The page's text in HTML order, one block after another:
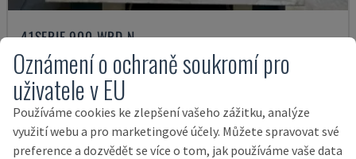
41SERIE 900 WRD N
TIMESAVERS - ODJEHLOVACÍ STROJ
ESTONSKO 2006
17.000 €
Oznámení o ochraně soukromí pro
uživatele v EU
Používáme cookies ke zlepšení vašeho zážitku, analýze
využití webu a pro marketingové účely. Můžete spravovat své
preference a dozvědět se více o tom, jak používáme vaše data